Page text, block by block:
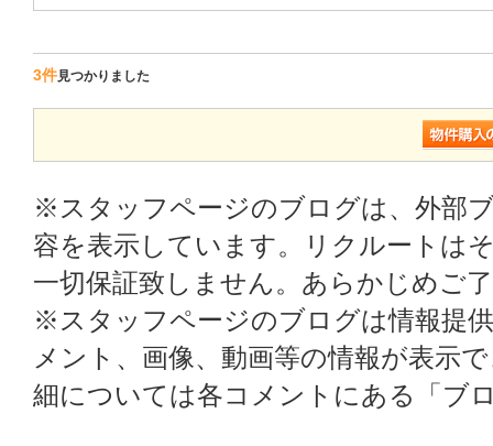
3件見つかりました
※スタッフページのブログは、外部
容を表示しています。リクルートは
一切保証致しません。あらかじめご
※スタッフページのブログは情報提
メント、画像、動画等の情報が表示
細については各コメントにある「ブ